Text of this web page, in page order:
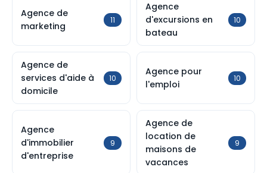
Agence de
marketing
11
Agence
d'excursions en
bateau
10
Agence de
services d'aide à
domicile
10
Agence pour
l'emploi
10
Agence
d'immobilier
d'entreprise
9
Agence de
location de
maisons de
vacances
9